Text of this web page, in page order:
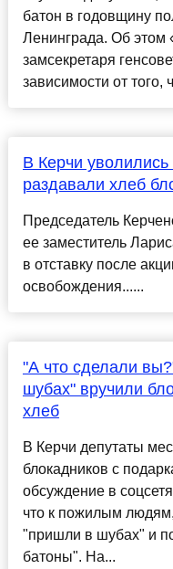
батон в годовщину
Ленинграда. Об этом
замсекретаря
зависимости от того,
В Керчи
раздавали хлеб
Председатель
ее заместитель
в отставку после
освобождения......
"А что сделали
шубах" вручили
хлеб
В Керчи депутаты
блокадников с
обсуждение в
что к пожилым
"пришли в шубах" и
батоны". На...